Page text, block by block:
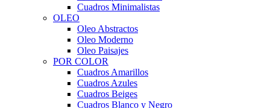
Cuadros Minimalistas
OLEO
Oleo Abstractos
Oleo Moderno
Oleo Paisajes
POR COLOR
Cuadros Amarillos
Cuadros Azules
Cuadros Beiges
Cuadros Blanco y Negro